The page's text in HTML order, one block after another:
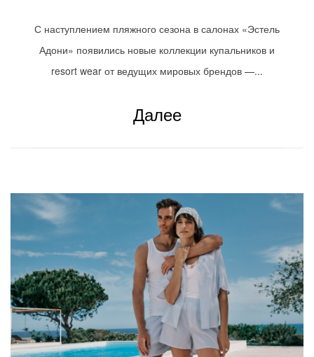
С наступлением пляжного сезона в салонах «Эстель
Адони» появились новые коллекции купальников и
resort wear от ведущих мировых брендов —...
Далее